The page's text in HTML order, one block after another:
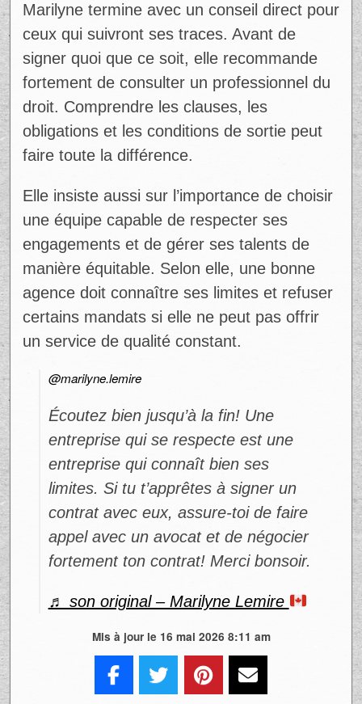
Marilyne termine avec un conseil direct pour
ceux qui suivront ses traces. Avant de
signer quoi que ce soit, elle recommande
fortement de consulter un professionnel du
droit. Comprendre les clauses, les
obligations et les conditions de sortie peut
faire toute la différence.
Elle insiste aussi sur l’importance de choisir
une équipe capable de respecter ses
engagements et de gérer ses talents de
manière équitable. Selon elle, une bonne
agence doit connaître ses limites et refuser
certains mandats si elle ne peut pas offrir
un service de qualité constant.
@marilyne.lemire
Écoutez bien jusqu’à la fin! Une
entreprise qui se respecte est une
entreprise qui connaît bien ses
limites. Si tu t’apprêtes à signer un
contrat avec eux, assure-toi de faire
appel avec un avocat et de négocier
fortement ton contrat! Merci bonsoir.
♬ son original – Marilyne Lemire
Mis à jour le 16 mai 2026 8:11 am